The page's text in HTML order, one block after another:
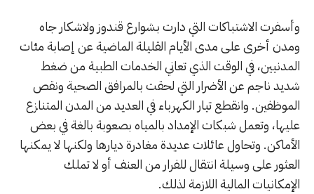
وأسفرت الاشتباكات التي دارت بشوارع قندوز ولاشكار جاه
ومدن أخرى على مدى الأيام القليلة الماضية عن إصابة مئات
المدنيين، في الوقت الذي تعاني الخدمات الطبية من ضغط
شديد ناجم عن الأضرار التي لحقت بالمرافق الصحية ونقص
الموظفين. وانقطع تيار الكهرباء في العديد من المدن المتنازع
عليها، وتعمل شبكات الإمداد بالمياه بصعوبة بالغة في بعض
الأماكن. وتحاول عائلات عديدة مغادرة ديارها ولكنها لا يمكنها
العثور على وسيلة انتقال للفرار من العنف أو لا تملك
الإمكانيات المالية اللازمة لذلك.